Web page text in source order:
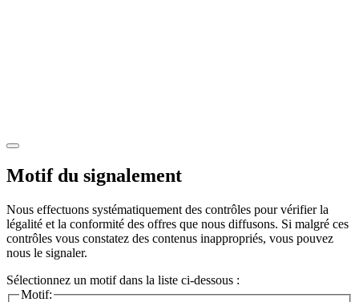
Motif du signalement
Nous effectuons systématiquement des contrôles pour vérifier la
légalité et la conformité des offres que nous diffusons. Si malgré ces
contrôles vous constatez des contenus inappropriés, vous pouvez
nous le signaler.
Sélectionnez un motif dans la liste ci-dessous :
Motif: